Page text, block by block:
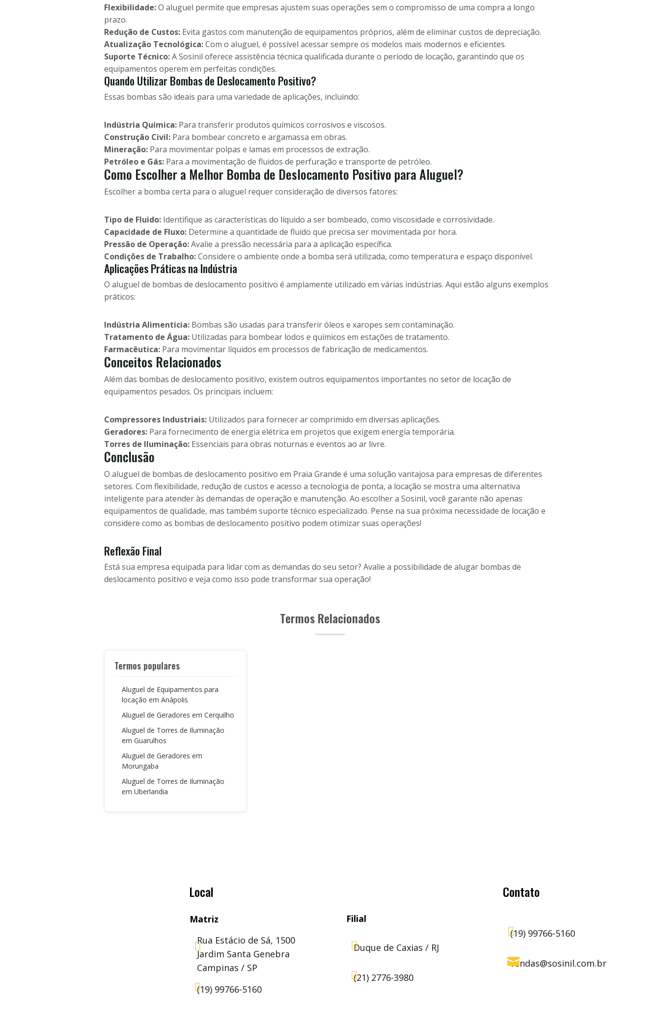
Flexibilidade:O aluguel permite que empresas ajustem suas operações sem o compromisso de uma compra a longo
prazo.
Redução de Custos: Evita gastos com manutenção de equipamentos próprios, além de eliminar custos de depreciação.
Atualização Tecnológica:Com o aluguel, é possível acessar sempre os modelos mais modernos e eficientes.
Suporte Técnico:A Sosinil oferece assistência técnica qualificada durante o período de locação, garantindo que os
equipamentos operem em perfeitas condições.
Quando Utilizar Bombas de Deslocamento Positivo?
Essas bombas são ideais para uma variedade de aplicações, incluindo:
Indústria Química: Para transferir produtos químicos corrosivos e viscosos.
Construção Civil: Para bombear concreto e argamassa em obras.
Mineração: Para movimentar polpas e lamas em processos de extração.
Petróleo e Gás: Para a movimentação de fluidos de perfuração e transporte de petróleo.
Como Escolher a Melhor Bomba de Deslocamento Positivo para Aluguel?
Escolher a bomba certa para o aluguel requer consideração de diversos fatores:
Tipo de Fluido: Identifique as características do líquido a ser bombeado, como viscosidade e corrosividade.
Capacidade de Fluxo: Determine a quantidade de fluido que precisa ser movimentada por hora.
Pressão de Operação:Avalie a pressão necessária para a aplicação específica.
Condições de Trabalho:Considere o ambiente onde a bomba será utilizada, como temperatura e espaço disponível.
Aplicações Práticas na Indústria
O aluguel de bombas de deslocamento positivo é amplamente utilizado em várias indústrias. Aqui estão alguns exemplos
práticos:
Indústria Alimentícia: Bombas são usadas para transferir óleos e xaropes sem contaminação.
Tratamento de Água: Utilizadas para bombear lodos e químicos em estações de tratamento.
Farmacêutica: Para movimentar líquidos em processos de fabricação de medicamentos.
Conceitos Relacionados
Além das bombas de deslocamento positivo, existem outros equipamentos importantes no setor de locação de
equipamentos pesados. Os principais incluem:
Compressores Industriais: Utilizados para fornecer ar comprimido em diversas aplicações.
Geradores: Para fornecimento de energia elétrica em projetos que exigem energia temporária.
Torres de Iluminação: Essenciais para obras noturnas e eventos ao ar livre.
Conclusão
O aluguel de bombas de deslocamento positivo em Praia Grande é uma solução vantajosa para empresas de diferentes
setores. Com flexibilidade, redução de custos e acesso a tecnologia de ponta, a locação se mostra uma alternativa
inteligente para atender às demandas de operação e manutenção. Ao escolher a Sosinil, você garante não apenas
equipamentos de qualidade, mas também suporte técnico especializado. Pense na sua próxima necessidade de locação e
considere como as bombas de deslocamento positivo podem otimizar suas operações!
Reflexão Final
Está sua empresa equipada para lidar com as demandas do seu setor? Avalie a possibilidade de alugar bombas de
deslocamento positivo e veja como isso pode transformar sua operação!
Termos Relacionados
Termos populares
Aluguel de Equipamentos para
locação em Anápolis
Aluguel de Geradores em Cerquilho
Aluguel de Torres de Iluminação
em Guarulhos
Aluguel de Geradores em
Morungaba
Aluguel de Torres de Iluminação
em Uberlandia
Local
Matriz

Rua Estácio de Sá, 1500
Jardim Santa Genebra
Campinas / SP
(19) 99766-5160
Filial

Duque de Caxias / RJ
(21) 2776-3980
Contato

(19) 99766-5160

vendas@sosinil.com.br